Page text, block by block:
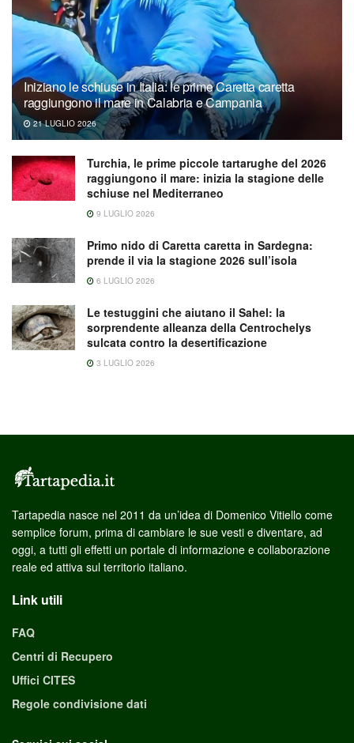
Iniziano le schiuse in Italia: le prime Caretta caretta
raggiungono il mare in Calabria e Campania
21 LUGLIO 2026
Turchia, le prime piccole tartarughe del 2026
raggiungono il mare: inizia la stagione delle
schiuse nel Mediterraneo
9 LUGLIO 2026
Primo nido di Caretta caretta in Sardegna:
prende il via la stagione 2026 sull’isola
6 LUGLIO 2026
Le testuggini che aiutano il Sahel: la
sorprendente alleanza della Centrochelys
sulcata contro la desertificazione
3 LUGLIO 2026
Tartapedia nasce nel 2011 da un’idea di Domenico Vitiello come
semplice forum, prima di cambiare le sue vesti e diventare, ad
oggi, a tutti gli effetti un portale di informazione e collaborazione
reale ed attiva sul territorio italiano.
Link utili
FAQ
Centri di Recupero
Uffici CITES
Regole condivisione dati